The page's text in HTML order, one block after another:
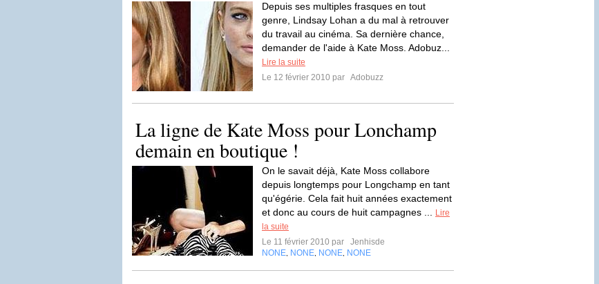
Depuis ses multiples frasques en tout
genre, Lindsay Lohan a du mal à retrouver
du travail au cinéma. Sa dernière chance,
demander de l'aide à Kate Moss. Adobuz...
Lire la suite
Le 12 février 2010 par Adobuzz
La ligne de Kate Moss pour Lonchamp
demain en boutique !
On le savait déjà, Kate Moss collabore
depuis longtemps pour Longchamp en tant
qu'égérie. Cela fait huit années exactement
et donc au cours de huit campagnes ...
Lire
la suite
Le 11 février 2010 par
Jenhisde
NONE NONE NONE NONE